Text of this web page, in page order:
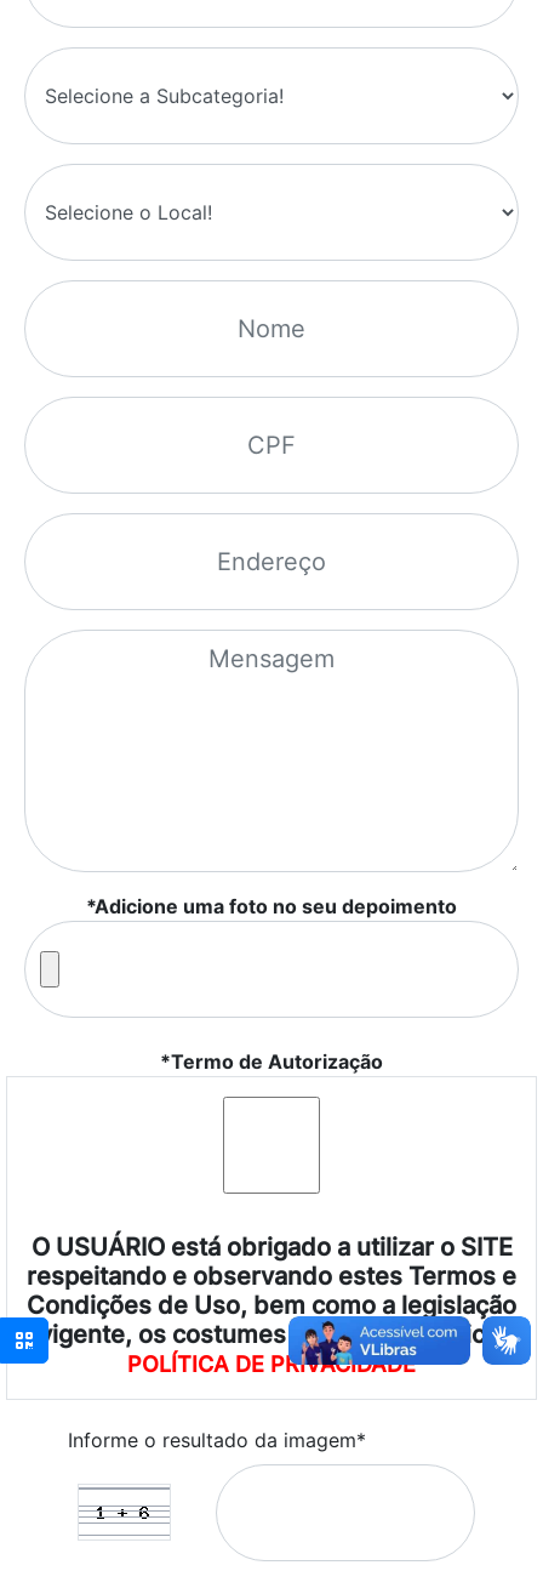
*Adicione uma foto no seu depoimento
*Termo de Autorização
O USUÁRIO está obrigado a utilizar o SITE
respeitando e observando estes Termos e
Condições de Uso, bem como a legislação
vigente, os costumes e a ordem pública.
POLÍTICA DE PRIVACIDADE
Informe o resultado da imagem*